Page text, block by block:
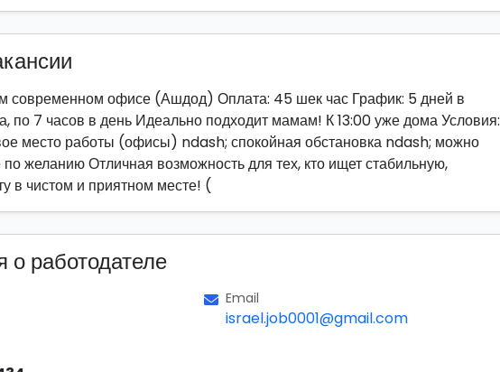
современном офисе (Ашдод) Оплата: 45 шек час График: 5 дней в
по 7 часов в день Идеально подходит мамам! К 13:00 уже дома Условия:
место работы (офисы) ndash; спокойная обстановка ndash; можно
желанию Отличная возможность для тех, кто ищет стабильную,
в чистом и приятном месте! (
работодателе
Email
israel.job0001@gmail.com